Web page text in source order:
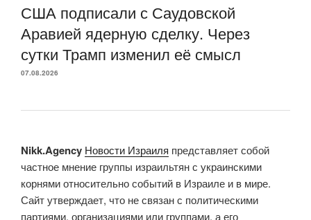
США подписали с Саудовской
Аравией ядерную сделку. Через
сутки Трамп изменил её смысл
07.08.2026
Nikk.Agency Новости Израиля представляет собой
частное мнение группы израильтян с украинскими
корнями относительно событий в Израиле и в мире.
Сайт утверждает, что не связан с политическими
партиями, организациями или группами, а его